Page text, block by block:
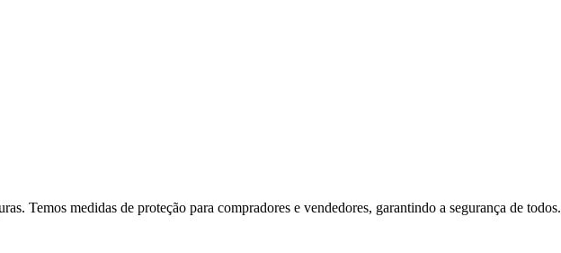
Temos medidas de proteção para compradores e vendedores, garantindo a segurança de todos.